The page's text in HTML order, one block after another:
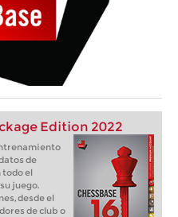
Edition 2022
de
el
juego.
desde el
de club o